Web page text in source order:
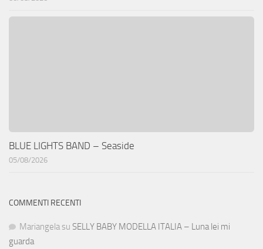
BLUE LIGHTS BAND – Seaside
05/08/2026
COMMENTI RECENTI
Mariangela su SELLY BABY MODELLA ITALIA – Luna lei mi
guarda